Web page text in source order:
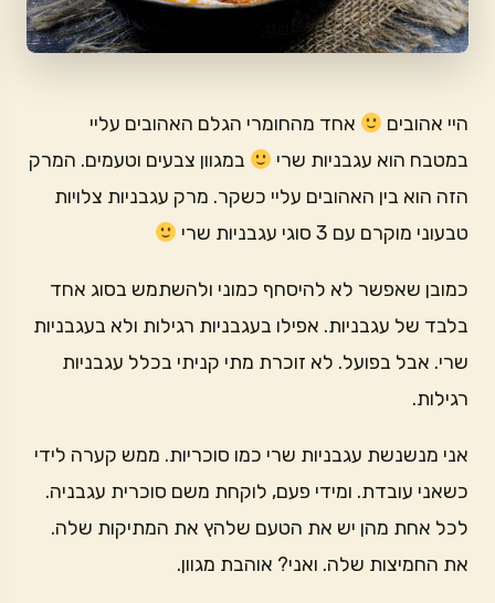
היי אהובים
אחד מהחומרי הגלם האהובים עליי
במטבח הוא עגבניות שרי
במגוון צבעים וטעמים. המרק
הזה הוא בין האהובים עליי כשקר. מרק עגבניות צלויות
טבעוני מוקרם עם 3 סוגי עגבניות שרי
כמובן שאפשר לא להיסחף כמוני ולהשתמש בסוג אחד
בלבד של עגבניות. אפילו בעגבניות רגילות ולא בעגבניות
שרי. אבל בפועל. לא זוכרת מתי קניתי בכלל עגבניות
רגילות.
אני מנשנשת עגבניות שרי כמו סוכריות. ממש קערה לידי
כשאני עובדת. ומידי פעם, לוקחת משם סוכרית עגבניה.
לכל אחת מהן יש את הטעם שלהץ את המתיקות שלה.
את החמיצות שלה. ואני? אוהבת מגוון.